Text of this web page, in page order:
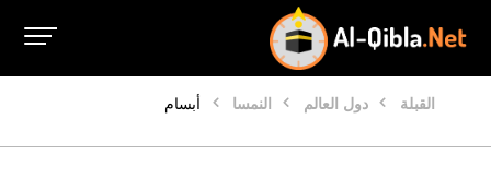
القبلة دول العالم النمسا أبسام